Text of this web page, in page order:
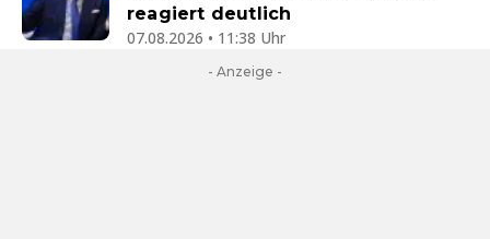
reagiert deutlich
07.08.2026 • 11:38 Uhr
- Anzeige -